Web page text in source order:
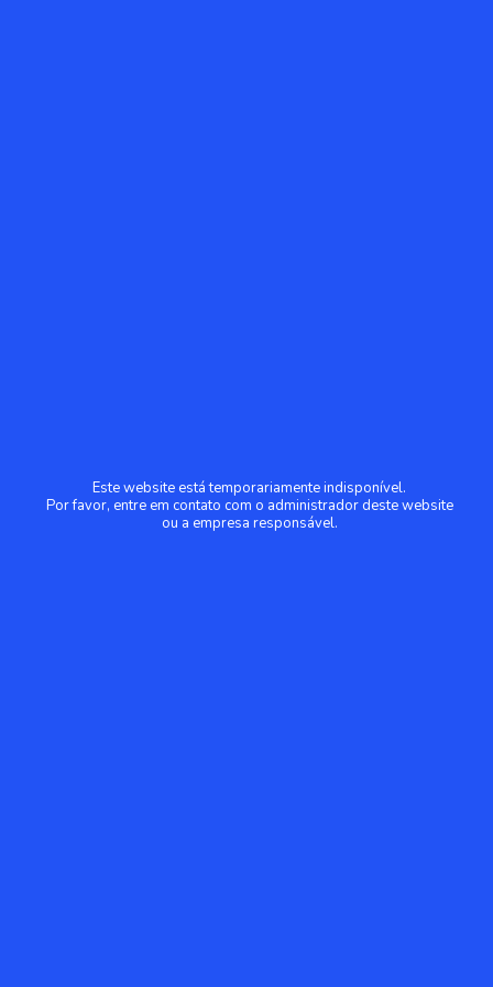
Este website está temporariamente indisponível.
Por favor, entre em contato com o administrador deste website
ou a empresa responsável.